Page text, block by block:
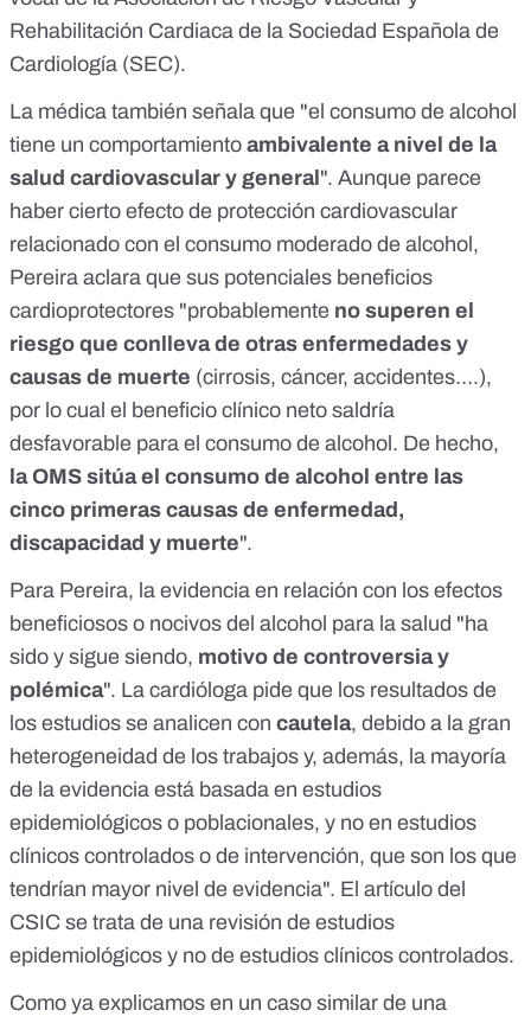
Rehabilitación Cardiaca de la Sociedad Española de
Cardiología (SEC).
La médica también señala que "el consumo de alcohol
tiene un comportamiento ambivalente a nivel de la
salud cardiovascular y general ". Aunque parece
haber cierto efecto de protección cardiovascular
relacionado con el consumo moderado de alcohol,
Pereira aclara que sus potenciales beneficios
cardioprotectores "probablemente no superen el
riesgo que conlleva de otras enfermedades y
causas de muerte (cirrosis, cáncer, accidentes….),
por lo cual el beneficio clínico neto saldría
desfavorable para el consumo de alcohol. De hecho,
la OMS sitúa el consumo de alcohol entre las
cinco primeras causas de enfermedad,
discapacidad y muerte".
Para Pereira, la evidencia en relación con los efectos
beneficiosos o nocivos del alcohol para la salud "ha
sido y sigue siendo, motivo de controversia y
polémica". La cardióloga pide que los resultados de
los estudios se analicen con cautela, debido a la gran
heterogeneidad de los trabajos y, además, la mayoría
de la evidencia está basada en estudios
epidemiológicos o poblacionales, y no en estudios
clínicos controlados o de intervención, que son los que
tendrían mayor nivel de evidencia". El artículo del
CSIC se trata de una revisión de estudios
epidemiológicos y no de estudios clínicos controlados.
Como ya explicamos en un caso similar de una